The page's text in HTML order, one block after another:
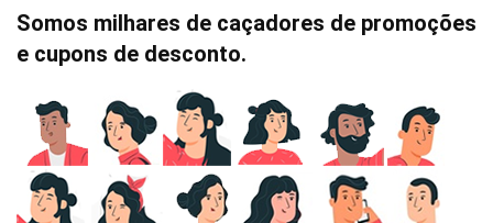
Somos milhares de caçadores de promoções
e cupons de desconto.